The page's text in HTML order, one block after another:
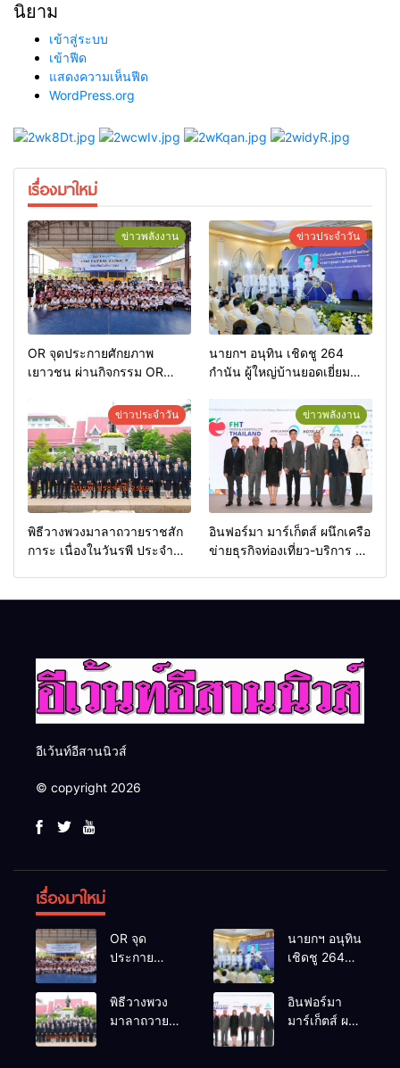
นิยาม
เข้าสู่ระบบ
เข้าฟีด
แสดงความเห็นฟีด
WordPress.org
เรื่องมาใหม่
ข่าวพลังงาน
OR จุดประกายศักยภาพ
เยาวชน ผ่านกิจกรรม OR
ข่าวประจำวัน
นายกฯ อนุทิน เชิดชู 264
กำนัน ผู้ใหญ่บ้านยอดเยี่ยม
เกียรติยศแห่งการเสียสละ”
ข่าวประจำวัน
พิธีวางพวงมาลาถวายราชสัก
การะ เนื่องในวันรพี ประจำปี
ข่าวพลังงาน
อินฟอร์มา มาร์เก็ตส์ ผนึกเครือ
ข่ายธุรกิจท่องเที่ยว-บริการ จัด
อีเว้นท์อีสานนิวส์
© copyright 2026
เรื่องมาใหม่
OR จุด
ประกาย
เยาวชน ผ่าน
นายกฯ อนุทิน
เชิดชู 264
บ้านยอดเยี่ยม
มอบแหนบ
พิธีวางพวง
มาลาถวาย
อินฟอร์มา
มาร์เก็ตส์ ผนึก